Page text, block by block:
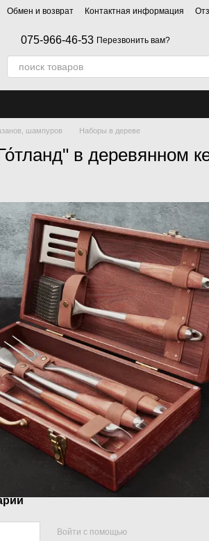
Обмен и возврат Контактная информация
075-966-46-53 Перезвонить вам?
шампуров Наборы в дереве
в деревянном
Войти с помощью